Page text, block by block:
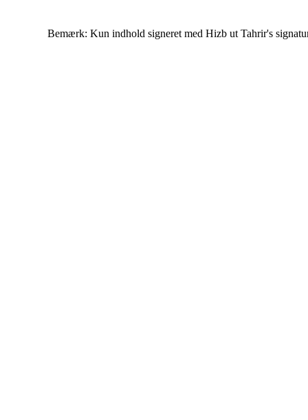
Bemærk: Kun indhold signeret med Hizb ut Tahrir's